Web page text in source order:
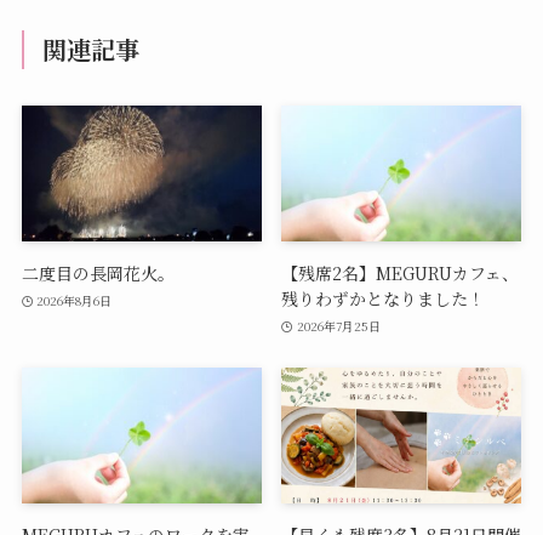
関連記事
二度目の長岡花火。
2026年8月6日
【残席2名】MEGURUカフェ、
残りわずかとなりました！
2026年7月25日